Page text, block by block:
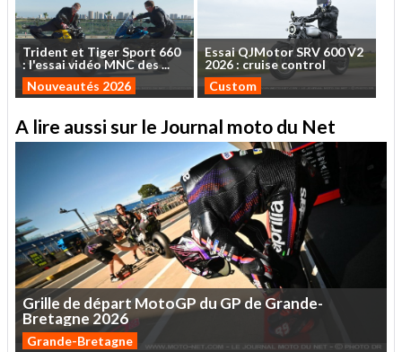
Trident et TigerSport 660
: l'essaividéoMNCdes...
Nouveautés 2026
EssaiQJMotorSRV 600V2
2026 : cruise control
Custom
A lire aussi sur le Journal moto du Net
Grille de départ MotoGP duGPdeGrande-
Bretagne 2026
Grande-Bretagne